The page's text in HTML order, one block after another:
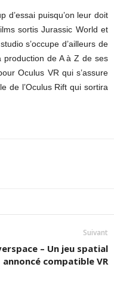
d’essai puisqu’on leur doit
sortis Jurassic World et
s’occupe d’ailleurs de
production de A à Z de ses
Oculus VR qui s’assure
de l’Oculus Rift qui sortira
Suivant
– Un jeu spatial
annoncé compatible VR